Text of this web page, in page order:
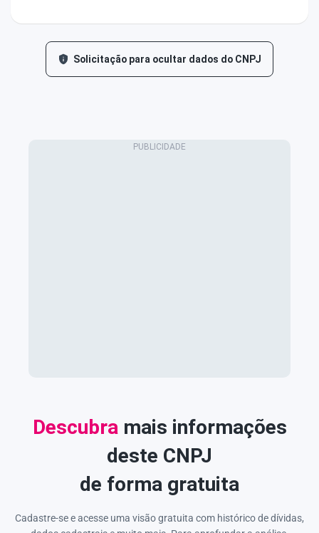
Solicitação para ocultar dados do CNPJ
Descubra mais informações
deste CNPJ
de forma gratuita
Cadastre-se e acesse uma visão gratuita com histórico de dívidas,